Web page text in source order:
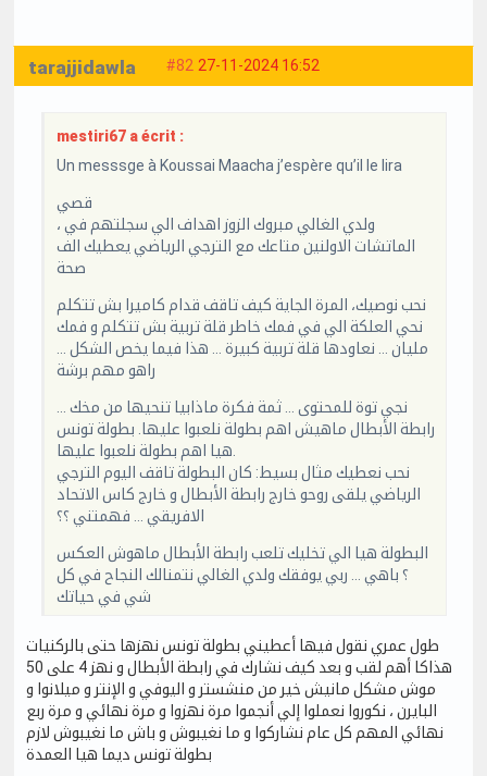
#82 27-11-2024 16:52
tarajjidawla
mestiri67 a écrit :
Un messsge à Koussai Maacha j’espère qu’il le lira
قصي
، ولدي الغالي مبروك الزوز اهداف الي سجلتهم في
الماتشات الاولنين متاعك مع الترجي الرياضي يعطيك الف
صحة
نحب نوصيك، المرة الجاية كيف تاقف قدام كاميرا بش تتكلم
نحي العلكة الي في فمك خاطر قلة تربية بش تتكلم و فمك
مليان … نعاودها قلة تربية كبيرة … هذا فيما يخص الشكل …
راهو مهم برشة
نجي توة للمحتوى … ثمة فكرة ماذابيا تنحيها من مخك …
رابطة الأبطال ماهيش اهم بطولة نلعبوا عليها. بطولة تونس
نحب نعطيك مثال بسيط: كان البطولة تاقف اليوم الترجي
الرياضي يلقى روحو خارج رابطة الأبطال و خارج كاس الاتحاد
الافريقي … فهمتني ؟؟
البطولة هيا الي تخليك تلعب رابطة الأبطال ماهوش العكس
؟ باهي … ربي يوفقك ولدي الغالي نتمنالك النجاح في كل
شي في حياتك
طول عمري نقول فيها أعطيني بطولة تونس نهزها حتى بالركنيات
هذاكا أهم لقب و بعد كيف نشارك في رابطة الأبطال و نهز 4 على 50
موش مشكل مانيش خير من منشستر و اليوفي و الإنتر و ميلانوا و
البايرن ، نكوروا نعملوا إلي أنجموا مرة نهزوا و مرة نهائي و مرة ربع
نهائي المهم كل عام نشاركوا و ما نغيبوش و باش ما نغيبوش لازم
بطولة تونس ديما هيا العمدة